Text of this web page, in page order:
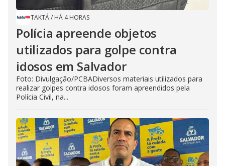
TAKTÁ/ HÁ 4 HORAS
Polícia apreende objetos
utilizados para golpe contra
idosos em Salvador
Foto: Divulgação/PCBADiversos materiais utilizados para
realizar golpes contra idosos foram apreendidos pela
Polícia Civil, na...